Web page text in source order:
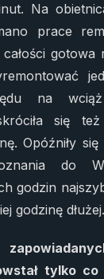
Na
prace
gotowa
na
się
Opóźniły
do
godzin
godzinę dłużej.
tylko